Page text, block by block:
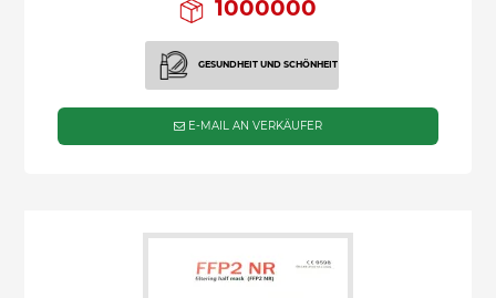
1000000
GESUNDHEIT UND SCHÖNHEIT
E-MAIL AN VERKÄUFER